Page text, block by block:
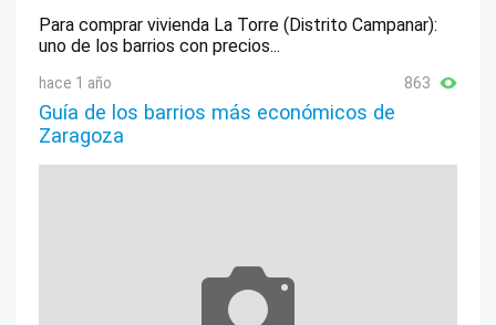
Para comprar vivienda La Torre (Distrito Campanar):
uno de los barrios con precios...
hace 1 año 863
Guía de los barrios más económicos de
Zaragoza